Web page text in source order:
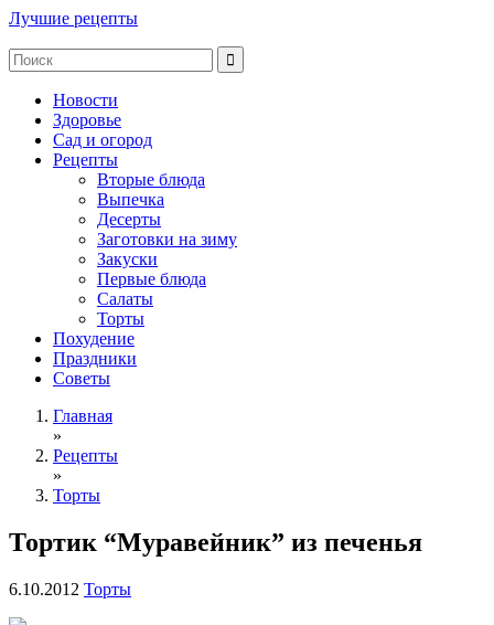
Лучшие рецепты
Новости
Здоровье
Сад и огород
Рецепты
Вторые блюда
Выпечка
Десерты
Заготовки на зиму
Закуски
Первые блюда
Салаты
Торты
Похудение
Праздники
Советы
Главная
»
Рецепты
»
Торты
Тортик “Муравейник” из печенья
6.10.2012 Торты